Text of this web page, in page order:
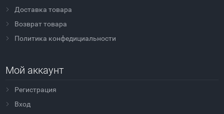
Доставка товара
Возврат товара
Политика конфедициальности
Мой аккаунт
Регистрация
Вход